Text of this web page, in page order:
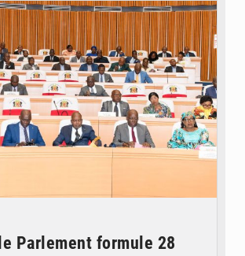
Parlement formule 28